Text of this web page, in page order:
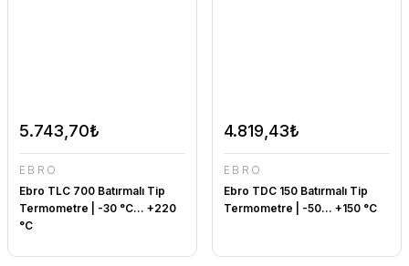
5.743,70₺
EBRO
Ebro TLC 700 Batırmalı Tip
Termometre | -30 °C... +220
°C
4.819,43₺
EBRO
Ebro TDC 150 Batırmalı Tip
Termometre | -50... +150 °C